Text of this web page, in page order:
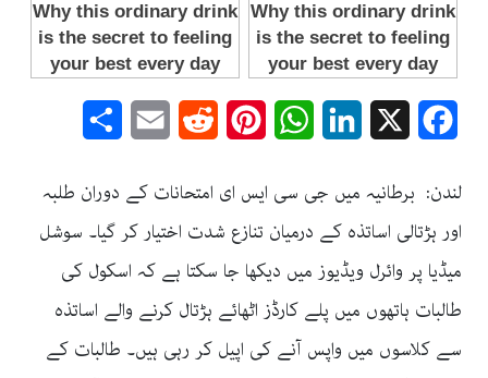
Facebook
LinkedIn
WhatsApp
Pinterest
Reddit
Email
لندن: برطانیہ میں جی سی ایس ای امتحانات کے دوران طلبہ
اور ہڑتالی اساتذہ کے درمیان تنازع شدت اختیار کر گیا۔ سوشل
میڈیا پر وائرل ویڈیوز میں دیکھا جا سکتا ہے کہ اسکول کی
طالبات ہاتھوں میں پلے کارڈز اٹھائے ہڑتال کرنے والے اساتذہ
سے کلاسوں میں واپس آنے کی اپیل کر رہی ہیں۔ طالبات کے